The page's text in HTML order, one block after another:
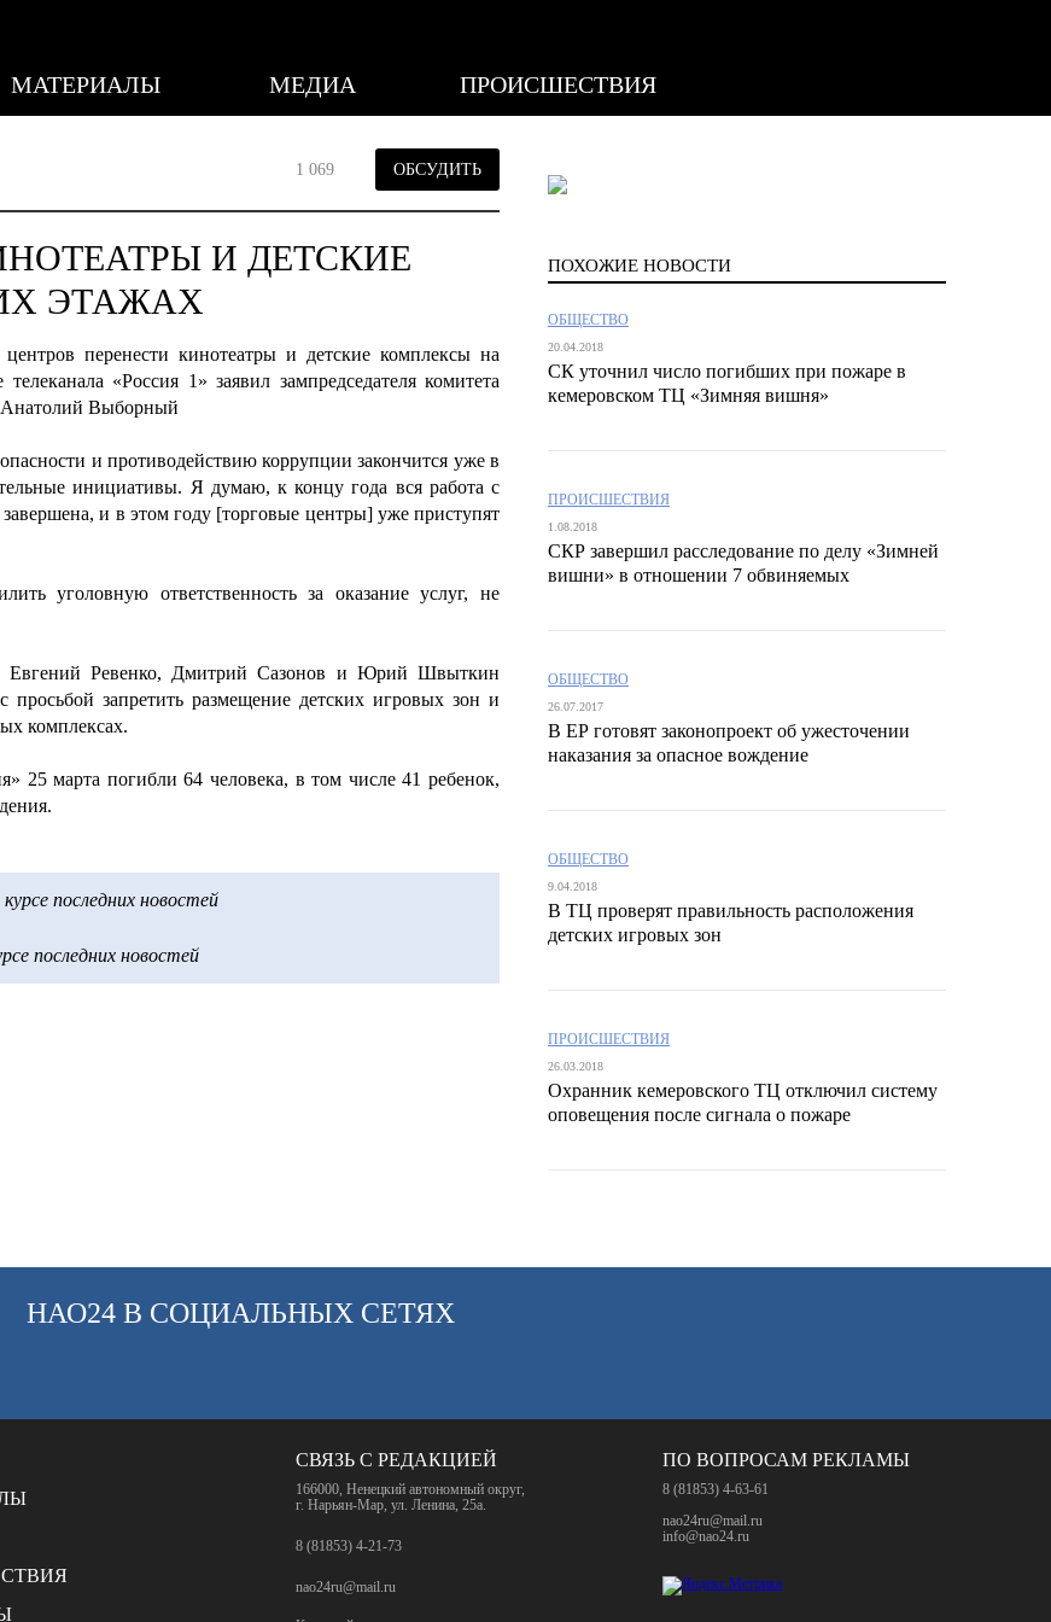
МАТЕРИАЛЫ МЕДИА ПРОИСШЕСТВИЯ
1 069 ОБСУДИТЬ
И ДЕТСКИЕ
ЭТАЖАХ
перенести кинотеатры и детские комплексы на
«Россия 1» заявил зампредседателя комитета
Анатолий Выборный
и противодействию коррупции закончится уже в
инициативы. Я думаю, к концу года вся работа с
и в этом году [торговые центры] уже приступят
уголовную ответственность за оказание услуг, не
Евгений Ревенко, Дмитрий Сазонов и Юрий Швыткин
запретить размещение детских игровых зон и
комплексах.
25 марта погибли 64 человека, в том числе 41 ребенок,
последних новостей
последних новостей
ПОХОЖИЕ НОВОСТИ
ОБЩЕСТВО
20.04.2018
СК уточнил число погибших при пожаре в
кемеровском ТЦ «Зимняя вишня»
ПРОИСШЕСТВИЯ
1.08.2018
СКР завершил расследование по делу «Зимней
вишни» в отношении 7 обвиняемых
ОБЩЕСТВО
26.07.2017
В ЕР готовят законопроект об ужесточении
наказания за опасное вождение
ОБЩЕСТВО
9.04.2018
В ТЦ проверят правильность расположения
детских игровых зон
ПРОИСШЕСТВИЯ
26.03.2018
Охранник кемеровского ТЦ отключил систему
оповещения после сигнала о пожаре
НАО24 В СОЦИАЛЬНЫХ СЕТЯХ
СВЯЗЬ С РЕДАКЦИЕЙ
166000, Ненецкий автономный округ,
г. Нарьян-Мар, ул. Ленина, 25а.
8 (81853) 4-21-73
nao24ru@mail.ru
ПО ВОПРОСАМ РЕКЛАМЫ
8 (81853) 4-63-61
nao24ru@mail.ru
info@nao24.ru